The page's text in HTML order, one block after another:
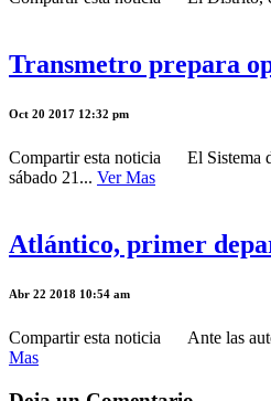
Transmetro prepara
Oct 20 2017 12:32 pm
Compartir esta noticia El Sistema
sábado 21... Ver Mas
Atlántico, primer
Abr 22 2018 10:54 am
Compartir esta noticia Ante las
Mas